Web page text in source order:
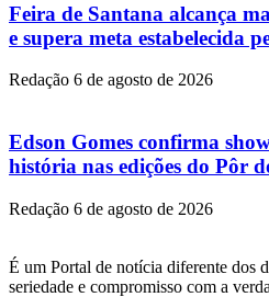
Feira de Santana alcança
e supera meta estabelecida
Redação 6 de agosto de 2026
Edson Gomes confirma
história nas edições do Pôr
Redação 6 de agosto de 2026
É um Portal de notícia diferente dos
seriedade e compromisso com a